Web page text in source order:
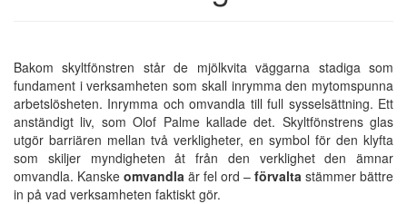
Bakom skyltfönstren står de mjölkvita väggarna stadiga som
fundament i verksamheten som skall inrymma den mytomspunna
arbetslösheten. Inrymma och omvandla till full sysselsättning. Ett
anständigt liv, som Olof Palme kallade det. Skyltfönstrens glas
utgör barriären mellan två verkligheter, en symbol för den klyfta
som skiljer myndigheten åt från den verklighet den ämnar
omvandla. Kanske omvandla är fel ord – förvalta stämmer bättre
in på vad verksamheten faktiskt gör.